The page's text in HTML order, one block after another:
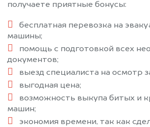
получаете приятные бонусы:
бесплатная перевозка на
машины;
помощь с подготовкой всех
документов;
выезд специалиста на осмотр
выгодная цена;
возможность выкупа битых и
машин;
экономия времени, так как